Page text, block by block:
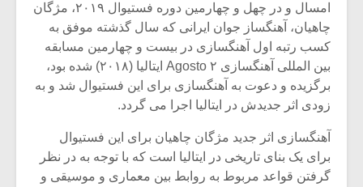
امسال و در چهل و چهارمین دوره فستیوال ۲۰۱۹، مژگان
چاهیان، آهنگساز جوان ایرانی که سال گذشته موفق به
کسب رتبه اول آهنگسازی در بیست و چهارمین مسابقه
بین المللی آهنگسازی ۲ Agosto ایتالیا (۲۰۱۸) شده بود،
برگزیده و دعوت به آهنگسازی برای این فستیوال شد و به
زودی اثر جدیدش در ایتالیا اجرا می گردد.
آهنگسازی اثر جدید مژگان چاهیان برای این فستیوال
برای یک بنای تاریخی در ایتالیا است که با توجه به در نظر
گرفتن قواعد مربوط به روابط بین معماری و موسیقی و